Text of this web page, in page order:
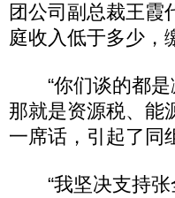
团公司副总裁王霞
庭收入低于多少，
“你们谈的都是
那就是资源税、能
一席话，引起了同
“我坚决支持张